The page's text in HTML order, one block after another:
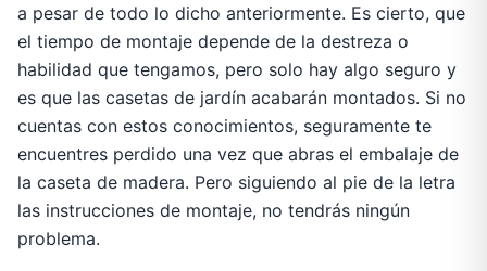
a pesar de todo lo dicho anteriormente. Es cierto, que
el tiempo de montaje depende de la destreza o
habilidad que tengamos, pero solo hay algo seguro y
es que las casetas de jardín acabarán montados. Si no
cuentas con estos conocimientos, seguramente te
encuentres perdido una vez que abras el embalaje de
la caseta de madera. Pero siguiendo al pie de la letra
las instrucciones de montaje, no tendrás ningún
problema.